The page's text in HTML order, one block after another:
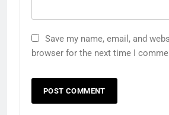
Save my name, email, and
browser for the next time I